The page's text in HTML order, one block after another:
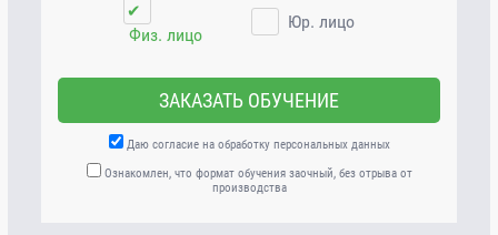
✔
Физ. лицо
Юр. лицо
Даю согласие на обработку персональных данных
Ознакомлен, что формат обучения заочный, без отрыва от
производства